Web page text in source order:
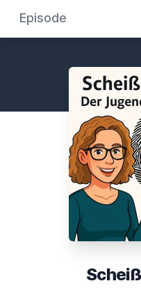
Episode